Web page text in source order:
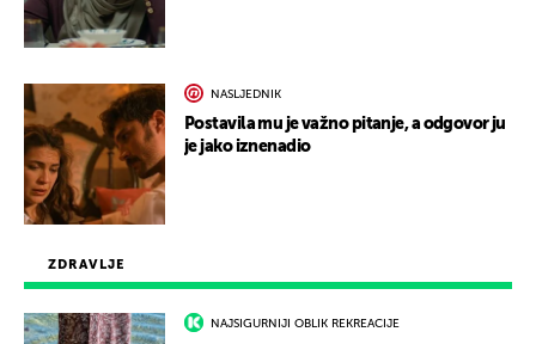
ZDRAVLJE
NAJSIGURNIJI OBLIK REKREACIJE
NASLJEDNIK
Postavila mu je važno pitanje, a odgovor ju
je jako iznenadio